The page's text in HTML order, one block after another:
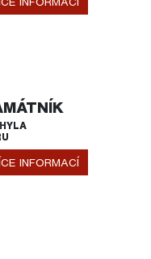
INFORMACÍ